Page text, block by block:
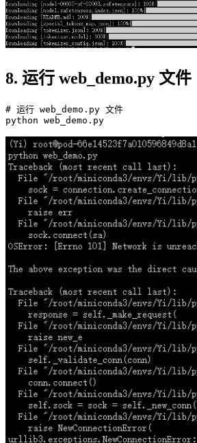
8. 运行 web_demo.py 文件
# 运行 web_demo.py 文件
python